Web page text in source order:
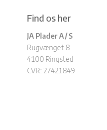
Find os her
JA Plader A/S
Rugvænget 8
4100 Ringsted
CVR: 27421849